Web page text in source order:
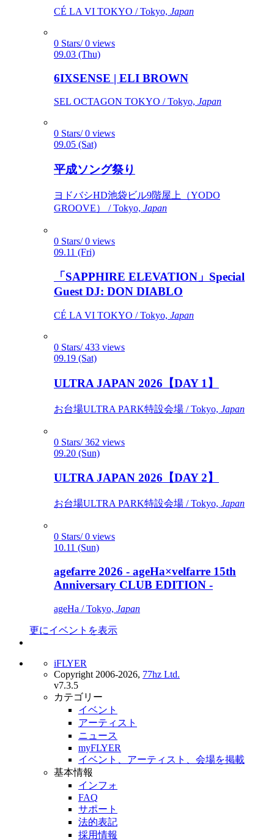
CÉ LA VI TOKYO / Tokyo, Japan
0 Stars/ 0 views
09.03 (Thu)
6IXSENSE | ELI BROWN
SEL OCTAGON TOKYO / Tokyo, Japan
0 Stars/ 0 views
09.05 (Sat)
平成ソング祭り
ヨドバシHD池袋ビル9階屋上（YODO
GROOVE） / Tokyo, Japan
0 Stars/ 0 views
09.11 (Fri)
「SAPPHIRE ELEVATION」Special
Guest DJ: DON DIABLO
CÉ LA VI TOKYO / Tokyo, Japan
0 Stars/ 433 views
09.19 (Sat)
ULTRA JAPAN 2026【DAY 1】
お台場ULTRA PARK特設会場 / Tokyo, Japan
0 Stars/ 362 views
09.20 (Sun)
ULTRA JAPAN 2026【DAY 2】
お台場ULTRA PARK特設会場 / Tokyo, Japan
0 Stars/ 0 views
10.11 (Sun)
agefarre 2026 - ageHa×velfarre 15th
Anniversary CLUB EDITION -
ageHa / Tokyo, Japan
更にイベントを表示
iFLYER
Copyright 2006-2026, 77hz Ltd.
v7.3.5
カテゴリー
イベント
アーティスト
ニュース
myFLYER
イベント、アーティスト、会場を掲載
基本情報
インフォ
FAQ
サポート
法的表記
採用情報